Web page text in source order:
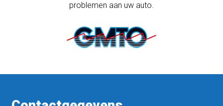
problemen aan uw auto.